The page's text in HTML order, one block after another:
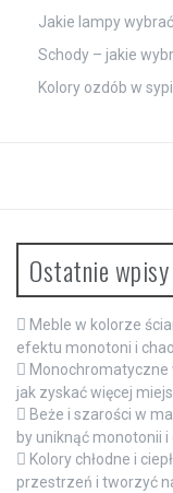
Jakie lampy
Schody – jakie
Kolory ozdób w
Ostatnie wpisy
Meble w kolorze
efektu monotoni i
Monochromatyczne
jak zyskać więcej
Beże i szarości w
by uniknąć monotonii
Kolory chłodne i
przestrzeń i tworzyć